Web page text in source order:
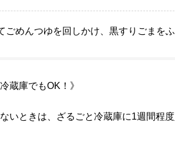
ごめんつゆを回しかけ、黒すりごまをふ
蔵庫でもOK！》
いときは、ざるごと冷蔵庫に1週間程度